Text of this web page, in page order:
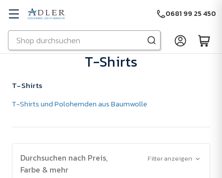
Zu Hauptinhalt springen
Suchen
0681 99 25 450
T-Shirts
T-Shirts
T-Shirts und Polohemden aus Baumwolle
Durchsuchen nach Preis,
Farbe & mehr
Filter anzeigen